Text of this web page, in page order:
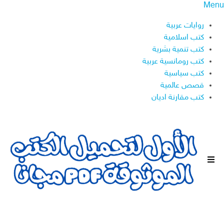
Menu
روايات عربية
كتب اسلامية
كتب تنمية بشرية
كتب رومانسية عربية
كتب سياسية
قصص عالمية
كتب مقارنة اديان
ا